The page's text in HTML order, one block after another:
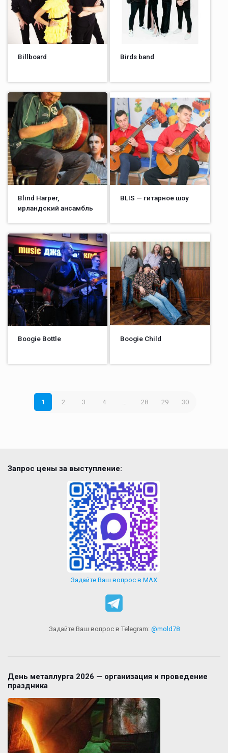
Billboard Birds band
Blind Harper,
ирландский ансамбль
BLIS — гитарное шоу
Boogie Bottle Boogie Child
1 2 3 4 … 28 29 30
Запрос цены за выступление:
Задайте Ваш вопрос в MAX
Задайте Ваш вопрос в Telegram: @mold78
День металлурга 2026 — организация и проведение
праздника